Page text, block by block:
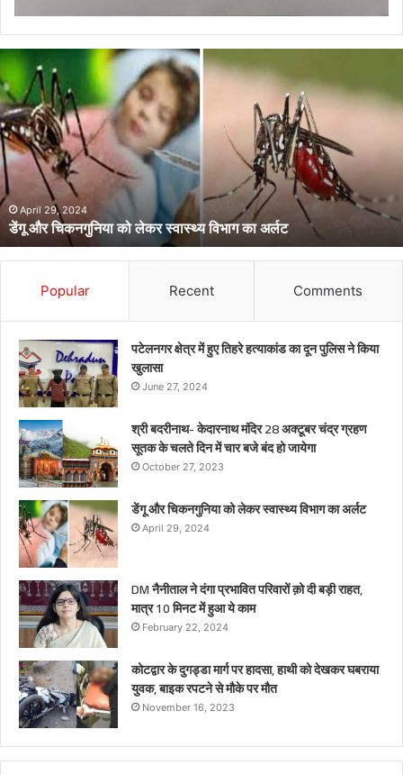
डेंगू
और
चिकनगुनिया
को
लेकर
स्वास्थ्य
विभाग
का
अर्लटApril 29, 2024
डेंगू और चिकनगुनिया को लेकर स्वास्थ्य विभाग का अर्लट
Popular Recent Comments
पटेलनगर क्षेत्र में हुए तिहरे हत्याकांड का दून पुलिस ने किया
खुलासा
June 27, 2024
श्री बदरीनाथ- केदारनाथ मंदिर 28 अक्टूबर चंद्र ग्रहण
सूतक के चलते दिन में चार बजे बंद हो जायेगा
October 27, 2023
डेंगू और चिकनगुनिया को लेकर स्वास्थ्य विभाग का अर्लट
April 29, 2024
DM नैनीताल ने दंगा प्रभावित परिवारों क़ो दी बड़ी राहत,
मात्र 10 मिनट में हुआ ये काम
February 22, 2024
कोटद्वार के दुगड्डा मार्ग पर हादसा, हाथी को देखकर घबराया
युवक, बाइक रपटने से मौके पर मौत
November 16, 2023